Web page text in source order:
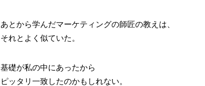
あとから学んだマーケティングの師匠の教えは、
それとよく似ていた。
基礎が私の中にあったから
ピッタリ一致したのかもしれない。